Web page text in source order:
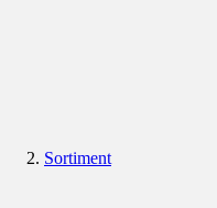
Sortiment